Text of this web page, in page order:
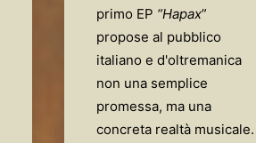
primo EP “Hapax”
propose al pubblico
italiano e d'oltremanica
non una semplice
promessa, ma una
concreta realtà musicale.